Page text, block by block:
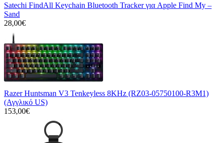
Satechi FindAll Keychain Bluetooth Tracker για Apple Find My –
Sand
28,00€
Razer Huntsman V3 Tenkeyless 8KHz (RZ03-05750100-R3M1)
(Αγγλικό US)
153,00€